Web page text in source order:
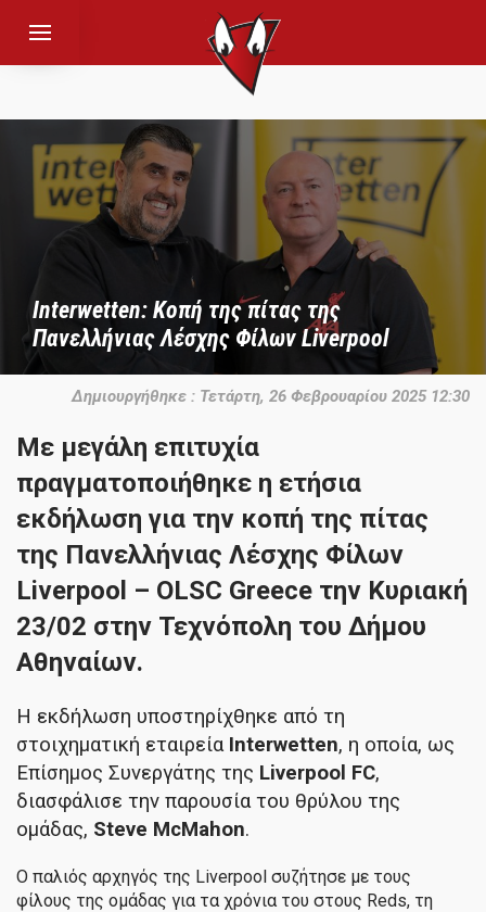
Interwetten: Κοπή της πίτας της
Πανελλήνιας Λέσχης Φίλων Liverpool
Δημιουργήθηκε : Τετάρτη, 26 Φεβρουαρίου 2025 12:30
Με μεγάλη επιτυχία
πραγματοποιήθηκε η ετήσια
εκδήλωση για την κοπή της πίτας
της Πανελλήνιας Λέσχης Φίλων
Liverpool – OLSC Greece την Κυριακή
23/02 στην Τεχνόπολη του Δήμου
Αθηναίων.
Η εκδήλωση υποστηρίχθηκε από τη
στοιχηματική εταιρεία Interwetten, η οποία, ως
Επίσημος Συνεργάτης της Liverpool FC,
διασφάλισε την παρουσία του θρύλου της
ομάδας, Steve McMahon.
Ο παλιός αρχηγός της Liverpool συζήτησε με τους
φίλους της ομάδας για τα χρόνια του στους Reds, τη